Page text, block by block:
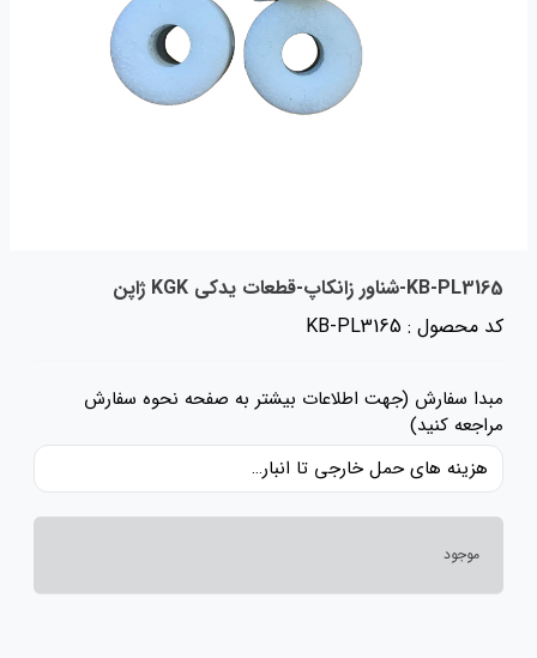
KB-PL3165-شناور زانکاپ-قطعات یدکی KGK ژاپن
کد محصول : KB-PL3165
مبدا سفارش (جهت اطلاعات بیشتر به صفحه نحوه سفارش
مراجعه کنید)
هزینه های حمل خارجی تا انبار ایران، حقوق گمرکی و عوارض و مالیات و سایر هزینه های کالا به قیمت ریالی کالا اضافه شده است و حمل داخلی رایگان می باشد.
موجود